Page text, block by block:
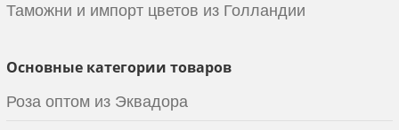
Таможни и импорт цветов из Голландии
Основные категории товаров
Роза оптом из Эквадора